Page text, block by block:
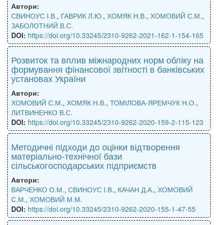
Автори:
СВИНОУС І.В., ГАВРИК Л.Ю., ХОМЯК Н.В., ХОМОВИЙ С.М.,
ЗАБОЛОТНИЙ В.С.
DOI: https://doi.org/10.33245/2310-9262-2021-162-1-154-165
Розвиток та вплив міжнародних норм обліку на
формування фінансової звітності в банківських
установах України
Автори:
ХОМОВИЙ С.М., ХОМЯК Н.В., ТОМІЛОВА-ЯРЕМЧУК Н.О.,
ЛИТВИНЕНКО В.С.
DOI: https://doi.org/10.33245/2310-9262-2020-159-2-115-123
Методичні підходи до оцінки відтворення
матеріально-технічної бази
сільськогосподарських підприємств
Автори:
ВАРЧЕНКО О.М., СВИНОУС І.В., КАЧАН Д.А., ХОМОВИЙ
С.М., ХОМОВИЙ М.М.
DOI: https://doi.org/10.33245/2310-9262-2020-155-1-47-55